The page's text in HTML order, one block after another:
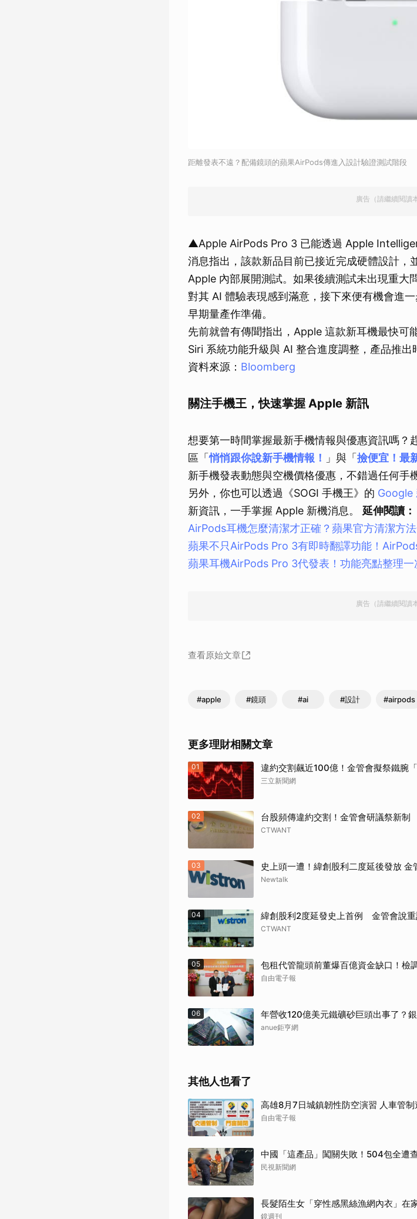
距離發表不遠？配備鏡頭的蘋果AirPods傳進入設計驗證測試階段
廣告（請繼續閱讀
▲Apple AirPods Pro 3 已能透過 Apple
消息指出，該款新品目前已接近完成硬體設計，
Apple 內部展開測試。如果後續測試未出現重大
對其 AI 體驗表現感到滿意，接下來便有機會進
早期量產作準備。
先前就曾有傳聞指出，Apple 這款新耳機最快可
Siri 系統功能升級與 AI 整合進度調整，產品推出
資料來源： Bloomberg
關注手機王，快速掌握 Apple 新訊
想要第一時間掌握最新手機情報與優惠資訊嗎？
區「悄悄跟你說新手機情報！ 」與「 撿便宜！最
新手機發表動態與空機價格優惠，不錯過任何手
另外，你也可以透過《SOGI 手機王》的 Google
新資訊，一手掌握 Apple 新機消息。 延伸閱讀：
AirPods耳機怎麼清潔才正確？蘋果官方清潔方
蘋果不只AirPods Pro 3有即時翻譯功能！
蘋果耳機AirPods Pro 3代發表！功能亮點整理一
廣告（請繼續閱讀
查看原始文章
#apple #鏡頭 #ai #設計 #airpods
更多理財相關文章
01 違約交割飆近100億！金管會擬祭鐵腕
三立新聞網
02 台股頻傳違約交割！金管會研議祭新制
CTWANT
03 史上頭一遭！緯創股利二度延後發放 金
Newtalk
04 緯創股利2度延發史上首例 金管會說
CTWANT
05 包租代管龍頭前董爆百億資金缺口！檢
自由電子報
06 年營收120億美元鐵礦砂巨頭出事了？
anue鉅亨網
其他人也看了
高雄8月7日城鎮韌性防空演習 人車管
自由電子報
中國「這產品」闖關失敗！504包全遭
民視新聞網
長髮陌生女「穿性感黑絲漁網內衣」
鏡週刊
取消